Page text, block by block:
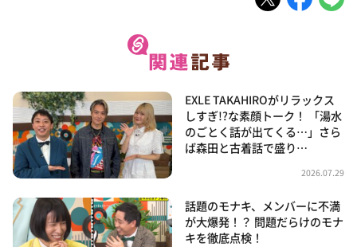
EXLE TAKAHIROがリラックス
しすぎ!?な素顔トーク！ 「湯水
のごとく話が出てくる…」さら
ば森田と古着話で盛り…
2026.07.29
話題のモナキ、メンバーに不満
が大爆発！？ 問題だらけのモナ
キを徹底点検！